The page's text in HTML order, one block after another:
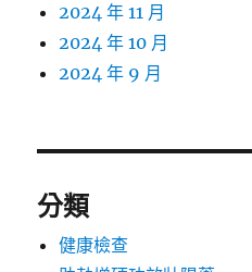
2024 年 11 月
2024 年 10 月
2024 年 9 月
分類
健康檢查